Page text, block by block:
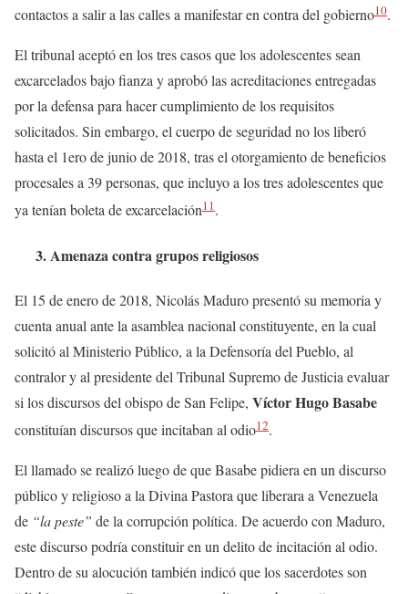
contactos a salir a las calles a manifestar en contra del gobierno10.
El tribunal aceptó en los tres casos que los adolescentes sean
excarcelados bajo fianza y aprobó las acreditaciones entregadas
por la defensa para hacer cumplimiento de los requisitos
solicitados. Sin embargo, el cuerpo de seguridad no los liberó
hasta el 1ero de junio de 2018, tras el otorgamiento de beneficios
procesales a 39 personas, que incluyo a los tres adolescentes que
ya tenían boleta de excarcelación11.
3. Amenaza contra grupos religiosos
El 15 de enero de 2018, Nicolás Maduro presentó su memoria y
cuenta anual ante la asamblea nacional constituyente, en la cual
solicitó al Ministerio Público, a la Defensoría del Pueblo, al
contralor y al presidente del Tribunal Supremo de Justicia evaluar
si los discursos del obispo de San Felipe, Víctor Hugo Basabe
constituían discursos que incitaban al odio12.
El llamado se realizó luego de que Basabe pidiera en un discurso
público y religioso a la Divina Pastora que liberara a Venezuela
de “la peste” de la corrupción política. De acuerdo con Maduro,
este discurso podría constituir en un delito de incitación al odio.
Dentro de su alocución también indicó que los sacerdotes son